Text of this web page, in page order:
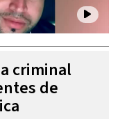
criminal
de